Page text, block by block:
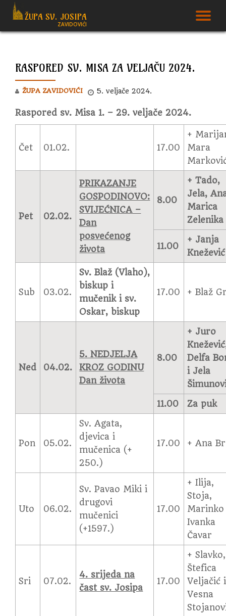
to
ŽUPA SV. JOSIPA
ZAVIDOVIĆI
RASPORED SV. MISA ZA VELJAČU 2024.
ŽUPA ZAVIDOVIĆI 5. veljače 2024.
Raspored sv. Misa 1. – 29. veljače 2024.
Čet 01.02. 17.00
+
Mara
Pet 02.02.
PRIKAZANJE
GOSPODINOVO:
SVIJEĆNICA –
Dan
posvećenog
života
8.00
+ Tado,
Jela,
Marica
Zelenika
11.00
+ Janja
Knežević
Sub 03.02.
Sv. Blaž (Vlaho),
biskup i
mučenik i sv.
Oskar, biskup
17.00 + Blaž
Ned 04.02.
5. NEDJELJA
KROZ GODINU
Dan života
8.00
+ Juro
Delfa
i Jela
11.00
Za puk
Pon 05.02.
Sv. Agata,
djevica i
mučenica (+
250.)
17.00 + Ana
Uto 06.02.
Sv. Pavao Miki i
drugovi
mučenici
(+1597.)
17.00
+ Ilija,
Stoja,
Ivanka
Čavar
Sri 07.02.
4. srijeda na
čast sv. Josipa
17.00
+ Slavko,
Štefica
Veljačić i
Vesna